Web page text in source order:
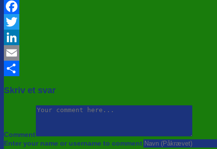
Facebook
Twitter
LinkedIn
Email
Skriv et svar
Comment
Enter your name or username to comment